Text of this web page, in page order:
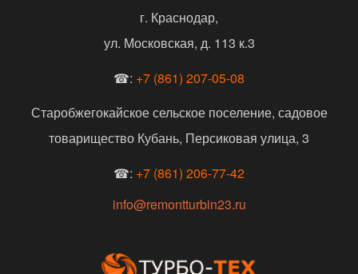
г. Краснодар,
ул. Московская, д. 113 к.3
☎: +7 (861) 207-05-08
Старобжегокайское сельское поселение, садовое
товарищество Кубань, Персиковая улица, 3
☎: +7 (861) 206-77-42
info@remontturbin23.ru